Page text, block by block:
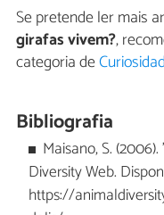
Se pretende ler mais
girafas vivem?,
categoria de
Bibliografia
Maisano, S. (2006).
Diversity Web.
https://